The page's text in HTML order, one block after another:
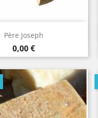
Père Joseph
Prix
0,00 €
Aperçu rapide